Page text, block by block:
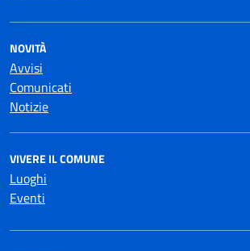
NOVITÀ
Avvisi
Comunicati
Notizie
VIVERE IL COMUNE
Luoghi
Eventi